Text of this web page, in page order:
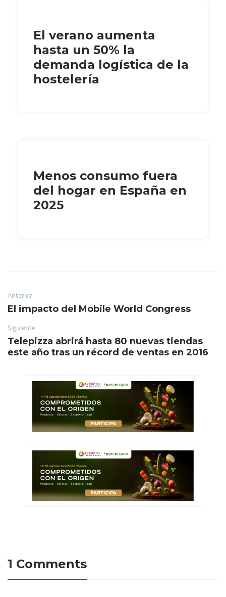
El verano aumenta
hasta un 50% la
demanda logística de la
hostelería
Menos consumo fuera
del hogar en España en
2025
Anterior
El impacto del Mobile World Congress
Siguiente
Telepizza abrirá hasta 80 nuevas tiendas
este año tras un récord de ventas en 2016
1 Comments